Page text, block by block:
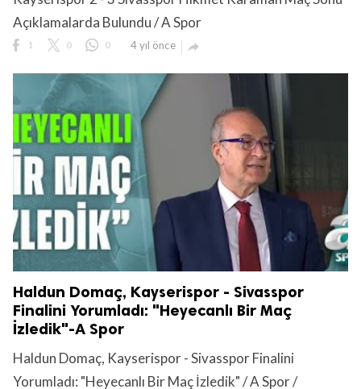
Açıklamalarda Bulundu / A Spor
1 0 0 4 yıl önce 
Haldun Domaç, Kayserispor - Sivasspor
Finalini Yorumladı: "Heyecanlı Bir Maç
İzledik"-A Spor
Haldun Domaç, Kayserispor - Sivasspor Finalini
Yorumladı: "Heyecanlı Bir Maç İzledik" / A Spor /